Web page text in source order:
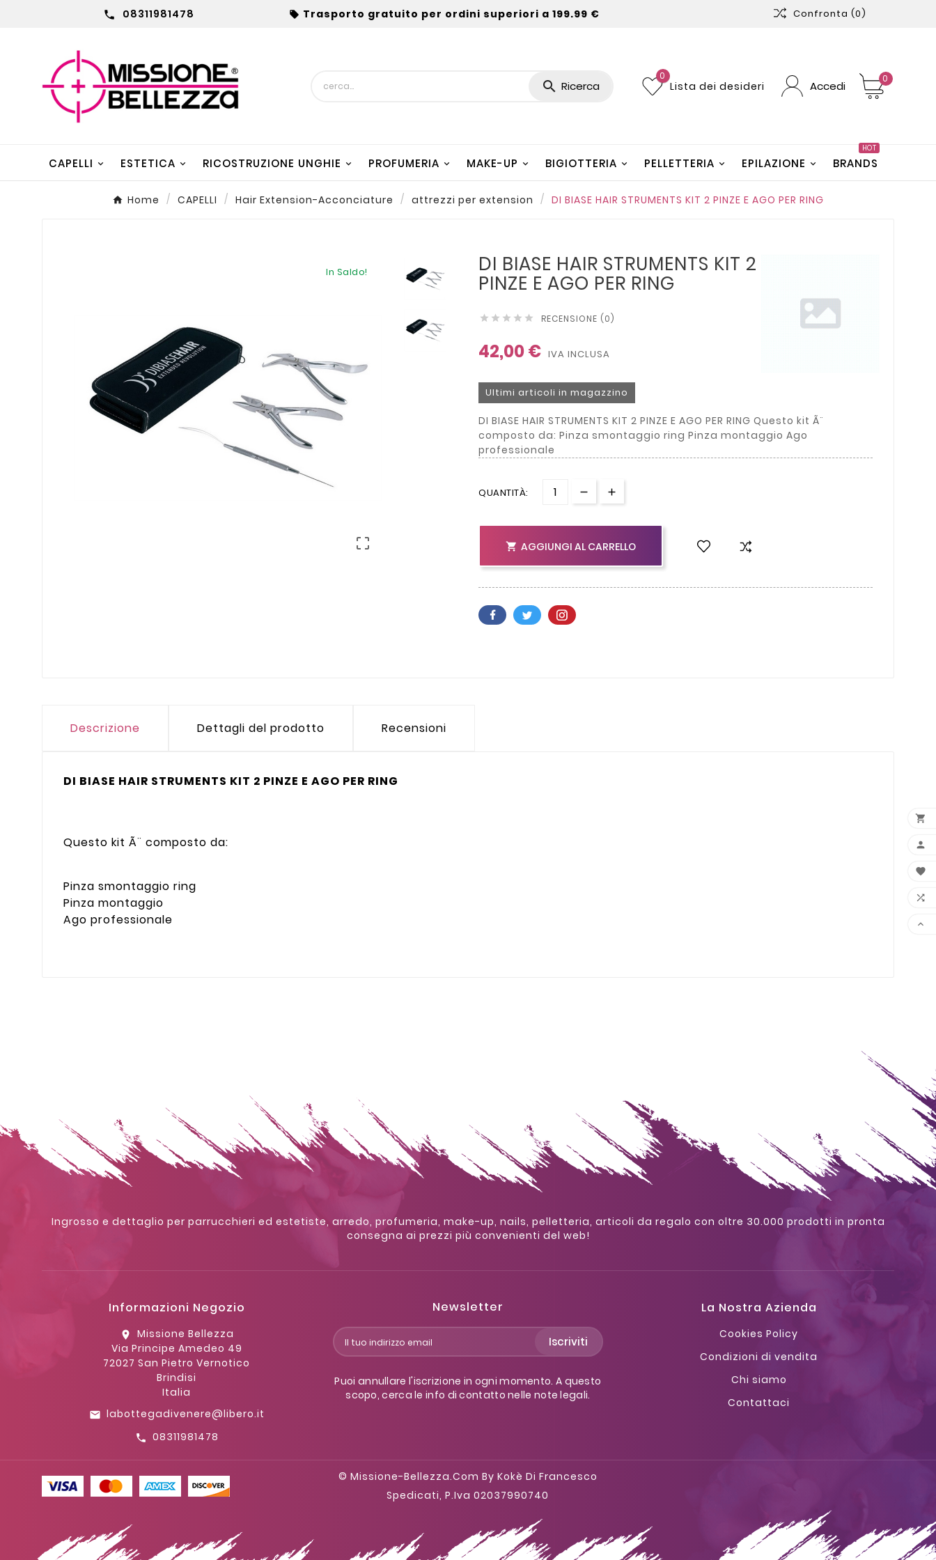
 08311981478  Trasporto gratuito per ordini superiori a 199.99 € Confronta (0)
 Ricerca
0
Lista dei desideri Accedi
0
CAPELLI ESTETICA RICOSTRUZIONE UNGHIE PROFUMERIA MAKE-UP BIGIOTTERIA PELLETTERIA EPILAZIONE BRANDS
HOT
Home CAPELLI Hair Extension-Acconciature attrezzi per extension DI BIASE HAIR STRUMENTS KIT 2 PINZE E AGO PER RING
In Saldo!

DI BIASE HAIR STRUMENTS KIT 2
PINZE E AGO PER RING
     RECENSIONE (0)
42,00 € IVA INCLUSA
Ultimi articoli in magazzino
DI BIASE HAIR STRUMENTS KIT 2 PINZE E AGO PER RING Questo kit Ã¨
composto da: Pinza smontaggio ring Pinza montaggio Ago
professionale
QUANTITÀ:
 AGGIUNGI AL CARRELLO
Descrizione Dettagli del prodotto Recensioni
DI BIASE HAIR STRUMENTS KIT 2 PINZE E AGO PER RING
Questo kit Ã¨ composto da:
Pinza smontaggio ring
Pinza montaggio
Ago professionale
Ingrosso e dettaglio per parrucchieri ed estetiste, arredo, profumeria, make-up, nails, pelletteria, articoli da regalo con oltre 30.000 prodotti in pronta
consegna ai prezzi più convenienti del web!
Informazioni Negozio
location_on
Missione Bellezza
Via Principe Amedeo 49
72027 San Pietro Vernotico
Brindisi
Italia
email labottegadivenere@libero.it
call 08311981478
Newsletter
Iscriviti
Puoi annullare l'iscrizione in ogni momento. A questo
scopo, cerca le info di contatto nelle note legali.
La Nostra Azienda
Cookies Policy
Condizioni di vendita
Chi siamo
Contattaci





© Missione-Bellezza.com By Kokè Di Francesco
Spedicati, P.iva 02037990740